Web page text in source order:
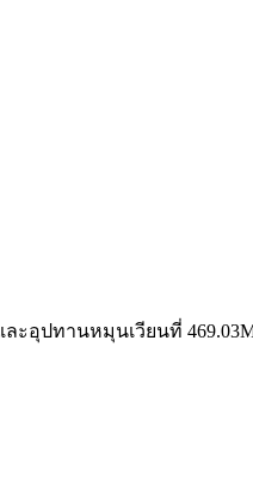
ะอุปทานหมุนเวียนที่